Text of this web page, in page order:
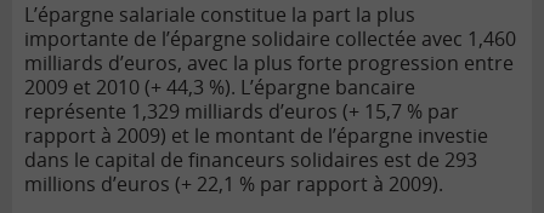
L’épargne salariale constitue la part la plus
importante de l’épargne solidaire collectée avec 1,460
milliards d’euros, avec la plus forte progression entre
2009 et 2010 (+ 44,3 %). L’épargne bancaire
représente 1,329 milliards d’euros (+ 15,7 % par
rapport à 2009) et le montant de l’épargne investie
dans le capital de financeurs solidaires est de 293
millions d’euros (+ 22,1 % par rapport à 2009).